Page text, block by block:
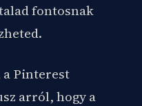
fontosnak
a Pinterest
arról, hogy a